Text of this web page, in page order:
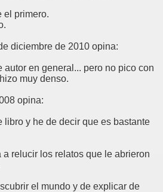
el primero.
diciembre de 2010 opina:
autor en general... pero no pico con
muy denso.
opina:
libro y he de decir que es bastante
a relucir los relatos que le abrieron
el mundo y de explicar de